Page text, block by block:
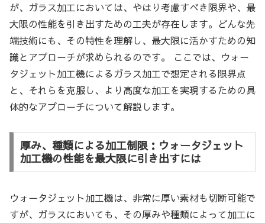
が、ガラス加工においては、やはり考慮すべき限界や、最
大限の性能を引き出すための工夫が存在します。どんな先
端技術にも、その特性を理解し、最大限に活かすための知
識とアプローチが求められるのです。 ここでは、ウォー
タジェット加工機によるガラス加工で想定される限界点
と、それらを克服し、より高度な加工を実現するための具
体的なアプローチについて解説します。
厚み、種類による加工制限：ウォータジェット
加工機の性能を最大限に引き出すには
ウォータジェット加工機は、非常に厚い素材も切断可能で
すが、ガラスにおいても、その厚みや種類によって加工に